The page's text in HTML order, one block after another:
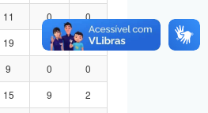
11 0
0
19 0
0
9 0
0
15 9
2